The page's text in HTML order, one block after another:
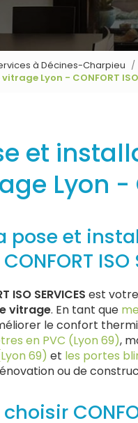
à Décines-Charpieu
Lyon - CONFORT ISO
et
Lyon -
pose et
ISO
ISO SERVICES est
vitrage. En tant que
le confort
en PVC (Lyon 69),
69) et les portes
ou de